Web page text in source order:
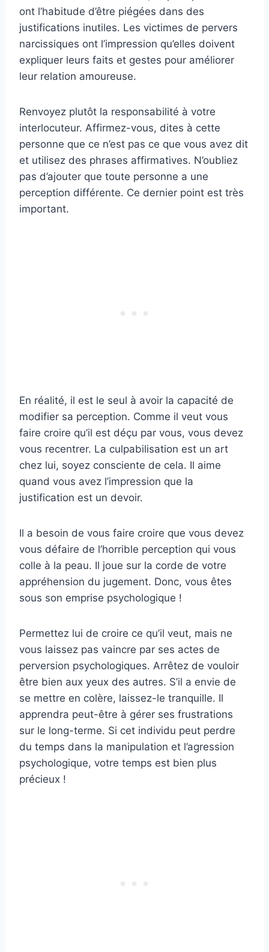
ont l’habitude d’être piégées dans des
justifications inutiles. Les victimes de pervers
narcissiques ont l’impression qu’elles doivent
expliquer leurs faits et gestes pour améliorer
leur relation amoureuse.
Renvoyez plutôt la responsabilité à votre
interlocuteur. Affirmez-vous, dites à cette
personne que ce n’est pas ce que vous avez dit
et utilisez des phrases affirmatives. N’oubliez
pas d’ajouter que toute personne a une
perception différente. Ce dernier point est très
important.
En réalité, il est le seul à avoir la capacité de
modifier sa perception. Comme il veut vous
faire croire qu’il est déçu par vous, vous devez
vous recentrer. La culpabilisation est un art
chez lui, soyez consciente de cela. Il aime
quand vous avez l’impression que la
justification est un devoir.
Il a besoin de vous faire croire que vous devez
vous défaire de l’horrible perception qui vous
colle à la peau. Il joue sur la corde de votre
appréhension du jugement. Donc, vous êtes
sous son emprise psychologique !
Permettez lui de croire ce qu’il veut, mais ne
vous laissez pas vaincre par ses actes de
perversion psychologiques. Arrêtez de vouloir
être bien aux yeux des autres. S’il a envie de
se mettre en colère, laissez-le tranquille. Il
apprendra peut-être à gérer ses frustrations
sur le long-terme. Si cet individu peut perdre
du temps dans la manipulation et l’agression
psychologique, votre temps est bien plus
précieux !